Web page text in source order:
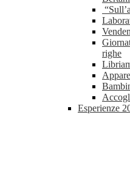
righe
Esperienze